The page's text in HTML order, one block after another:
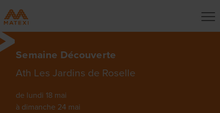
Semaine Découverte
Ath Les Jardins de Roselle
de lundi 18 mai
à dimanche 24 mai